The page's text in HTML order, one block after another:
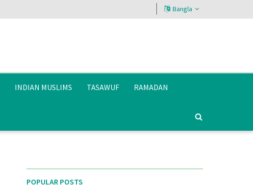
Bangla
INDIAN MUSLIMS TASAWUF RAMADAN
POPULAR POSTS